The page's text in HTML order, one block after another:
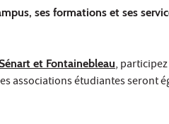
ses formations et ses
et Fontainebleau,
associations étudiantes